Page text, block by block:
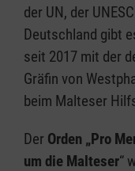
der UN, der
Deutschland gibt
seit 2017 mit der
Gräfin von
beim Malteser
Der Orden „Pro
um die Malteser“